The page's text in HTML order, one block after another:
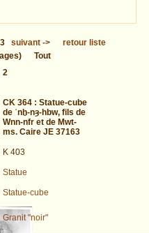
suivant->
retour liste
Tout
2
CK 364 : Statue-cube
de ʿnḫ-nȝ-hbw, fils de
Wnn-nfr et de Mwt-
ms. Caire JE 37163
K 403
Statue
Statue-cube
Granit "noir"